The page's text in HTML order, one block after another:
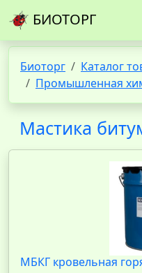
БИОТОРГ
Биоторг
Каталог
Промышленная
Мастика
МБКГ кровельная